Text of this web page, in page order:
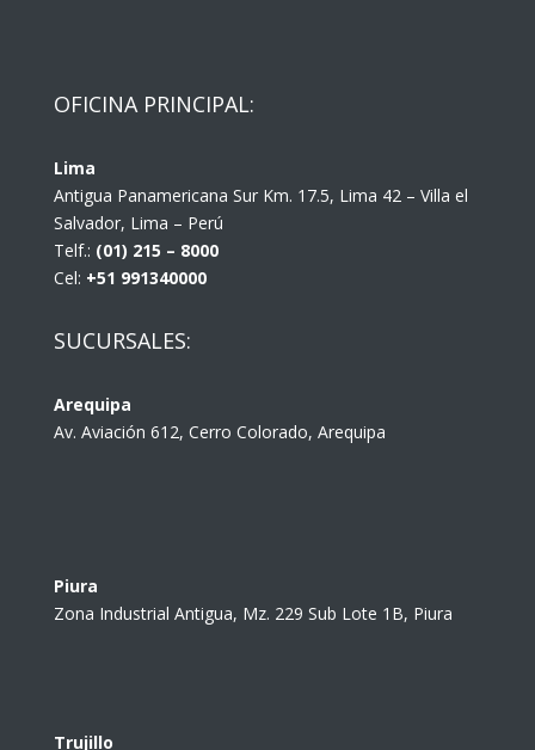
OFICINA PRINCIPAL:
Lima
Antigua Panamericana Sur Km. 17.5, Lima 42 – Villa el
Salvador, Lima – Perú
Telf.: (01) 215 – 8000
Cel: +51 991340000
SUCURSALES:
Arequipa
Av. Aviación 612, Cerro Colorado, Arequipa
Piura
Zona Industrial Antigua, Mz. 229 Sub Lote 1B, Piura
Trujillo